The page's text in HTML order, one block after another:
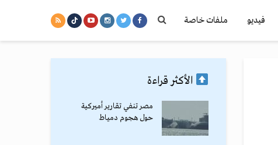
فيديو ملفات خاصة
الأكثر قراءة
مصر تنفي تقارير أميركية
حول هجوم دمياط